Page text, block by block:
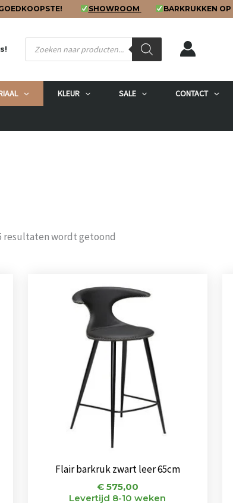
SHOWROOM BARKRUKKEN
Producten
zoeken
KLEUR SALE CONTACT
resultaten wordt getoond
Flair barkruk zwart leer 65cm
€575,00
Levertijd 8-10 weken